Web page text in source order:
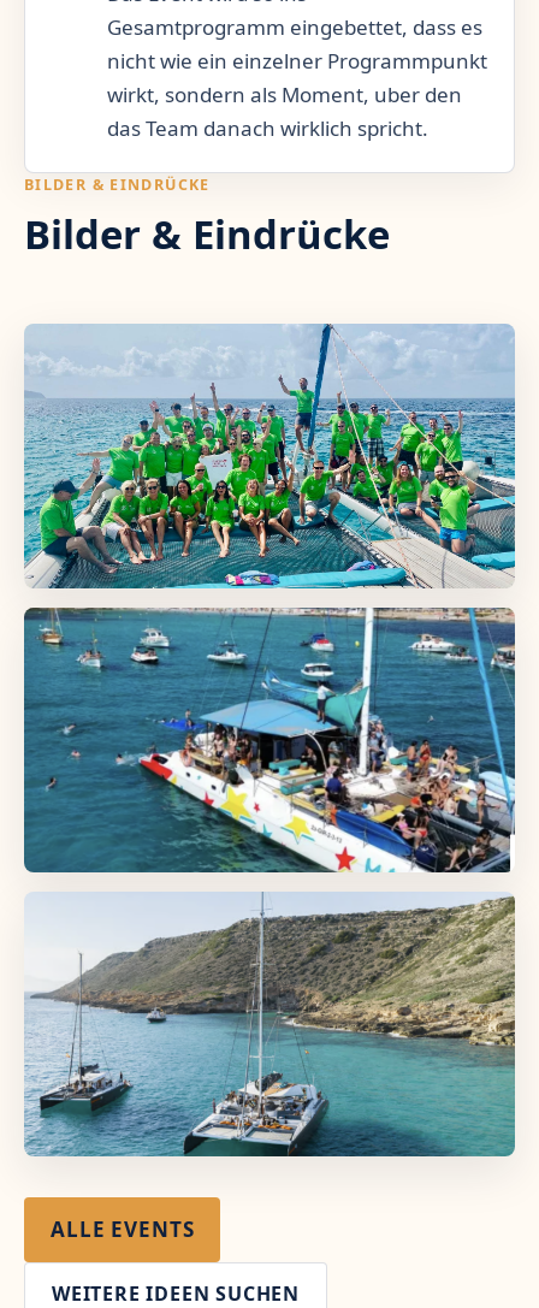
Gesamtprogramm eingebettet, dass es
nicht wie ein einzelner Programmpunkt
wirkt, sondern als Moment, uber den
das Team danach wirklich spricht.
BILDER & EINDRÜCKE
Bilder & Eindrücke
ALLE EVENTS
WEITERE IDEEN SUCHEN